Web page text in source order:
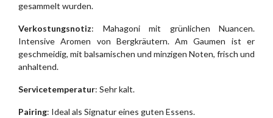
gesammelt wurden.
Verkostungsnotiz: Mahagoni mit grünlichen Nuancen.
Intensive Aromen von Bergkräutern. Am Gaumen ist er
geschmeidig, mit balsamischen und minzigen Noten, frisch und
anhaltend.
Servicetemperatur: Sehr kalt.
Pairing: Ideal als Signatur eines guten Essens.